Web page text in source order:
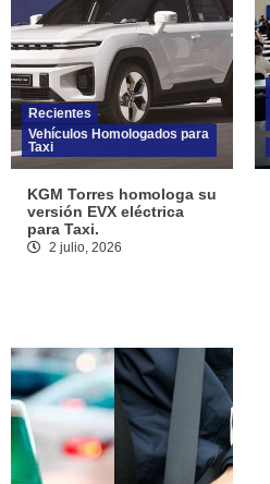
Recientes
Vehículos Homologados para
Taxi
KGM Torres homologa su
versión EVX eléctrica
para Taxi.
2 julio, 2026